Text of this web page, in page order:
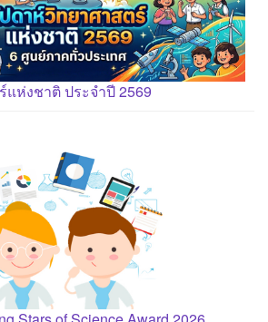
ห่งชาติ ประจำปี 2569